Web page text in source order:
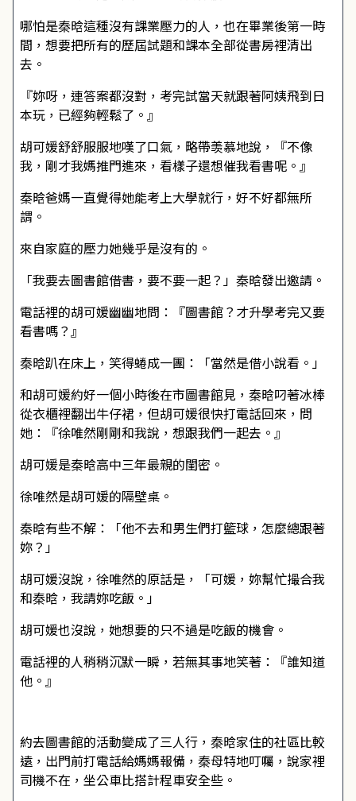
哪怕是秦晗這種沒有課業壓力的人，也在畢業後第一時
間，想要把所有的歷屆試題和課本全部從書房裡清出
去。
『妳呀，連答案都沒對，考完試當天就跟著阿姨飛到日
本玩，已經夠輕鬆了。』
胡可媛舒舒服服地嘆了口氣，略帶羡慕地說，『不像
我，剛才我媽推門進來，看樣子還想催我看書呢。』
秦晗爸媽一直覺得她能考上大學就行，好不好都無所
謂。
來自家庭的壓力她幾乎是沒有的。
「我要去圖書館借書，要不要一起？」秦晗發出邀請。
電話裡的胡可媛幽幽地問：『圖書館？才升學考完又要
看書嗎？』
秦晗趴在床上，笑得蜷成一團：「當然是借小說看。」
和胡可媛約好一個小時後在市圖書館見，秦晗叼著冰棒
從衣櫃裡翻出牛仔裙，但胡可媛很快打電話回來，問
她：『徐唯然剛剛和我說，想跟我們一起去。』
胡可媛是秦晗高中三年最親的閨密。
徐唯然是胡可媛的隔壁桌。
秦晗有些不解：「他不去和男生們打籃球，怎麼總跟著
妳？」
胡可媛沒說，徐唯然的原話是，「可媛，妳幫忙撮合我
和秦晗，我請妳吃飯。」
胡可媛也沒說，她想要的只不過是吃飯的機會。
電話裡的人稍稍沉默一瞬，若無其事地笑著：『誰知道
他。』
約去圖書館的活動變成了三人行，秦晗家住的社區比較
遠，出門前打電話給媽媽報備，秦母特地叮囑，說家裡
司機不在，坐公車比搭計程車安全些。